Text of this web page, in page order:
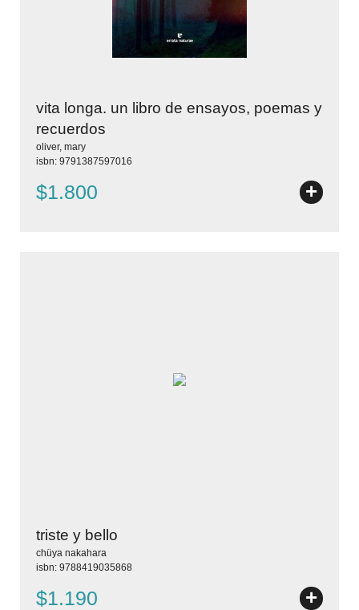
vita longa. un libro de ensayos, poemas y
recuerdos
oliver, mary
isbn: 9791387597016
$1.800 +
triste y bello
chüya nakahara
isbn: 9788419035868
$1.190 +